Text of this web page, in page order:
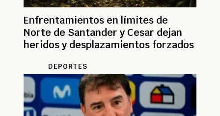
Enfrentamientos en límites de
Norte de Santander y Cesar dejan
heridos y desplazamientos forzados
DEPORTES